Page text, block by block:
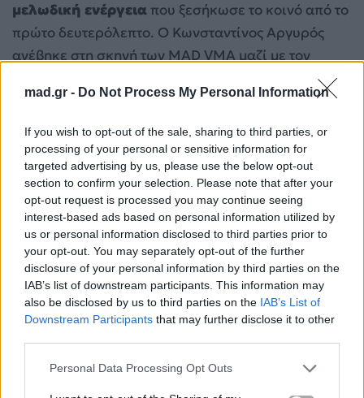
mad.gr - Do Not Process My Personal Information
If you wish to opt-out of the sale, sharing to third parties, or
processing of your personal or sensitive information for
targeted advertising by us, please use the below opt-out
section to confirm your selection. Please note that after your
opt-out request is processed you may continue seeing
interest-based ads based on personal information utilized by
us or personal information disclosed to third parties prior to
your opt-out. You may separately opt-out of the further
disclosure of your personal information by third parties on the
IAB’s list of downstream participants. This information may
also be disclosed by us to third parties on the IAB’s List of
Downstream Participants that may further disclose it to other
Personal Data Processing Opt Outs
μελωδική ενέργεια που ξεσήκωσε το κοινό από το
πρώτο δευτερόλεπτο. Ο Κωνσταντίνος Αργυρός
ανέβηκε στη σκηνή των MAD VMA μαζί με τον
, σε μία εμφάνιση
που συζητήθηκε όσο λίγες.
Η χημεία τους ήταν εμφανής από το πρώτο λεπτό,
με τη σκηνή να γεμίζει ζωντάνια, ρυθμό και
ενέργεια.Ο Αργυρός κινήθηκε μεάνεση ανάμεσα